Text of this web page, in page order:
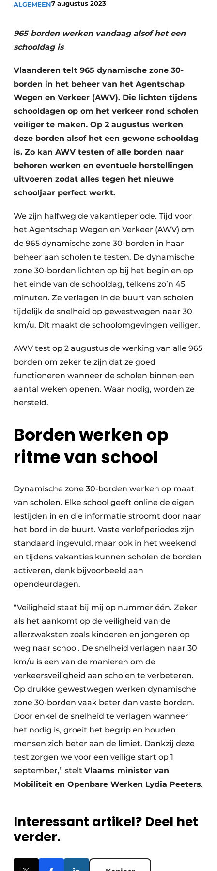
ALGEMEEN7 augustus 2023
965 borden werken vandaag alsof het een
schooldag is
Vlaanderen telt 965 dynamische zone 30-
borden in het beheer van het Agentschap
Wegen en Verkeer (AWV). Die lichten tijdens
schooldagen op om het verkeer rond scholen
veiliger te maken. Op 2 augustus werken
deze borden alsof het een gewone schooldag
is. Zo kan AWV testen of alle borden naar
behoren werken en eventuele herstellingen
uitvoeren zodat alles tegen het nieuwe
schooljaar perfect werkt.
We zijn halfweg de vakantieperiode. Tijd voor
het Agentschap Wegen en Verkeer (AWV) om
de 965 dynamische zone 30-borden in haar
beheer aan scholen te testen. De dynamische
zone 30-borden lichten op bij het begin en op
het einde van de schooldag, telkens zo’n 45
minuten. Ze verlagen in de buurt van scholen
tijdelijk de snelheid op gewestwegen naar 30
km/u. Dit maakt de schoolomgevingen veiliger.
AWV test op 2 augustus de werking van alle 965
borden om zeker te zijn dat ze goed
functioneren wanneer de scholen binnen een
aantal weken openen. Waar nodig, worden ze
hersteld.
Borden werken op
ritme van school
Dynamische zone 30-borden werken op maat
van scholen. Elke school geeft online de eigen
lestijden in en die informatie stroomt door naar
het bord in de buurt. Vaste verlofperiodes zijn
standaard ingevuld, maar ook in het weekend
en tijdens vakanties kunnen scholen de borden
activeren, denk bijvoorbeeld aan
opendeurdagen.
“Veiligheid staat bij mij op nummer één. Zeker
als het aankomt op de veiligheid van de
allerzwaksten zoals kinderen en jongeren op
weg naar school. De snelheid verlagen naar 30
km/u is een van de manieren om de
verkeersveiligheid aan scholen te verbeteren.
Op drukke gewestwegen werken dynamische
zone 30-borden vaak beter dan vaste borden.
Door enkel de snelheid te verlagen wanneer
het nodig is, groeit het begrip en houden
mensen zich beter aan de limiet. Dankzij deze
test zorgen we voor een veilige start op 1
september,” stelt Vlaams minister van
Mobiliteit en Openbare Werken Lydia Peeters.
Interessant artikel? Deel het
verder.